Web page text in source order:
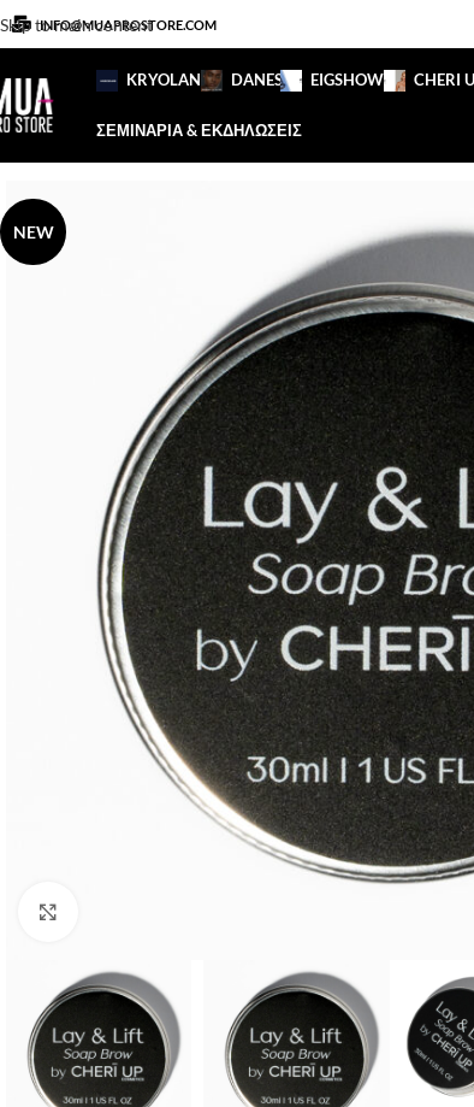
Skip to main content
INFO@MUAPROSTORE.COM
KRYOLAN DANESSA EIGSHOW CHERI
ΣΕΜΙΝΑΡΙΑ & ΕΚΔΗΛΩΣΕΙΣ
NEW